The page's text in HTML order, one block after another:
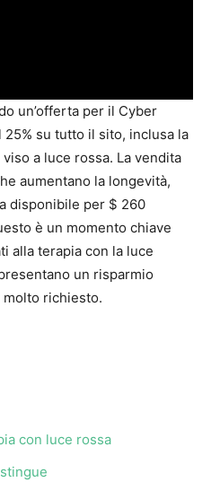
un’offerta per il Cyber
su tutto il sito, inclusa la
a luce rossa. La vendita
aumentano la longevità,
disponibile per $ 260
è un momento chiave
alla terapia con la luce
un risparmio
richiesto.
con luce rossa